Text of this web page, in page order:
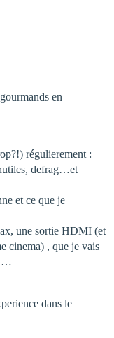
en
régulierement :
defrag…et
et ce que je
une sortie HDMI (et
cinema) , que je vais
dans le